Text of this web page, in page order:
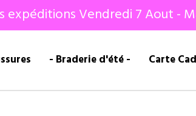
Vendredi 7 Aout -
- Braderie d'été - Carte